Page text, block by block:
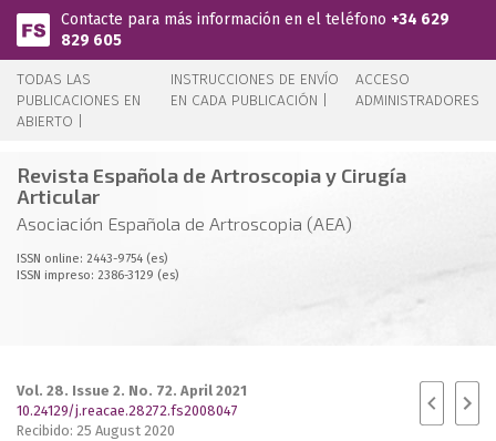
Pasar al contenido principal
Contacte para más información en el teléfono +34 629
829 605
TODAS LAS
PUBLICACIONES EN
ABIERTO |
INSTRUCCIONES DE ENVÍO
EN CADA PUBLICACIÓN |
ACCESO
ADMINISTRADORES
Revista Española de Artroscopia y Cirugía
Articular
Asociación Española de Artroscopia (AEA)
ISSN online: 2443-9754 (es)
ISSN impreso: 2386-3129 (es)
Vol. 28. Issue 2. No. 72. April 2021
10.24129/j.reacae.28272.fs2008047
Recibido: 25 August 2020